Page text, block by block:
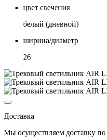
цвет свечения
белый (дневной)
ширина/диаметр
26
Доставка
Мы осуществляем доставку по